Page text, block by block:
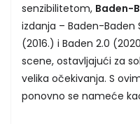
senzibilitetom, Baden-
izdanja – Baden-Baden
(2016.) i Baden 2.0
scene, ostavljajući za
velika očekivanja. S
ponovno se nameće